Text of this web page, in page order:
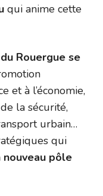
qui anime cette
Rouergue se
et à l’économie,
la sécurité,
urbain…
qui
nouveau pôle